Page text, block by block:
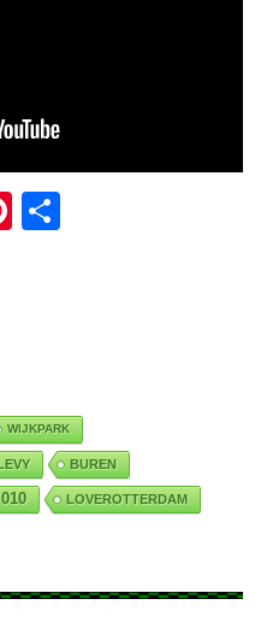
Pinterest
WIJKPARK
BUREN
010 LOVEROTTERDAM